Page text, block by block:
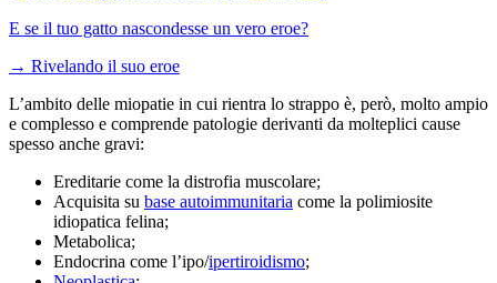
E se il tuo gatto nascondesse un vero eroe?
→ Rivelando il suo eroe
L’ambito delle miopatie in cui rientra lo strappo è, però, molto ampio
e complesso e comprende patologie derivanti da molteplici cause
spesso anche gravi:
Ereditarie come la distrofia muscolare;
Acquisita su base autoimmunitaria come la polimiosite
idiopatica felina;
Metabolica;
Endocrina come l’ipo/ipertiroidismo;